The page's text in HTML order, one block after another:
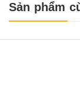
Sản phẩm